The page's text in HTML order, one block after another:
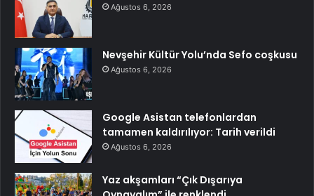
Ağustos 6, 2026
Nevşehir Kültür Yolu’nda Sefo coşkusu
Ağustos 6, 2026
Google Asistan telefonlardan
tamamen kaldırılıyor: Tarih verildi
Ağustos 6, 2026
Yaz akşamları “Çık Dışarıya